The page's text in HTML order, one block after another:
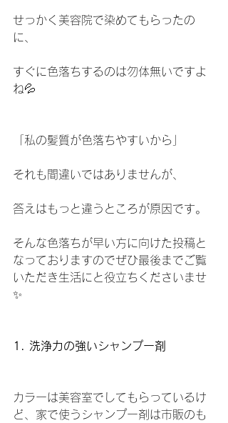
せっかく美容院で染めてもらったの
に、
すぐに色落ちするのは勿体無いですよ
ね💦
「私の髪質が色落ちやすいから」
それも間違いではありませんが、
答えはもっと違うところが原因です。
そんな色落ちが早い方に向けた投稿と
なっておりますのでぜひ最後までご覧
いただき生活にと役立ちくださいませ
✨
1. 洗浄力の強いシャンプー剤
カラーは美容室でしてもらっているけ
ど、家で使うシャンプー剤は市販のも